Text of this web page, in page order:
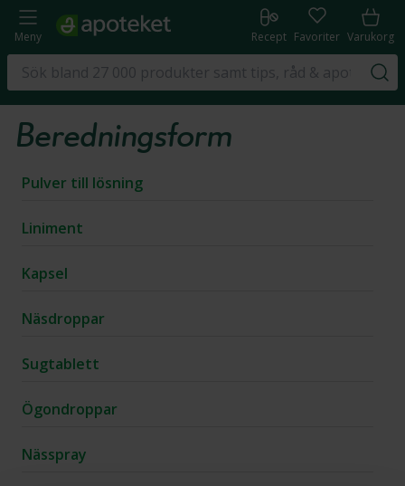
Meny Recept Favoriter Varukorg
Beredningsform
Pulver till lösning
Liniment
Kapsel
Näsdroppar
Sugtablett
Ögondroppar
Nässpray